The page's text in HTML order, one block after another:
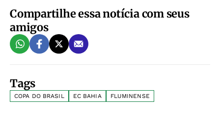
Compartilhe essa notícia com seus
amigos
Tags
COPA DO BRASIL EC BAHIA FLUMINENSE